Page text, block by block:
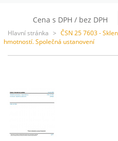
Cena s DPH / bez DPH
Hlavní stránka > ČSN 25 7603 -
hmotností. Společná ustanovení